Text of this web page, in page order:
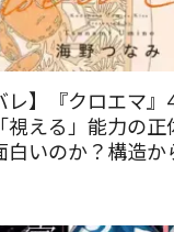
レ】『クロエマ
視える」能力の
白いのか？構造